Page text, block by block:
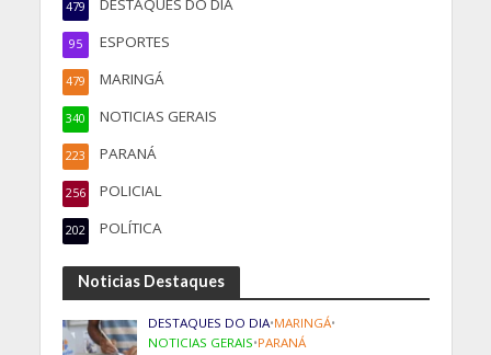
DESTAQUES DO DIA
479
ESPORTES
95
MARINGÁ
479
NOTICIAS GERAIS
340
PARANÁ
223
POLICIAL
256
POLÍTICA
202
Noticias Destaques
DESTAQUES DO DIA•MARINGÁ•
NOTICIAS GERAIS•PARANÁ